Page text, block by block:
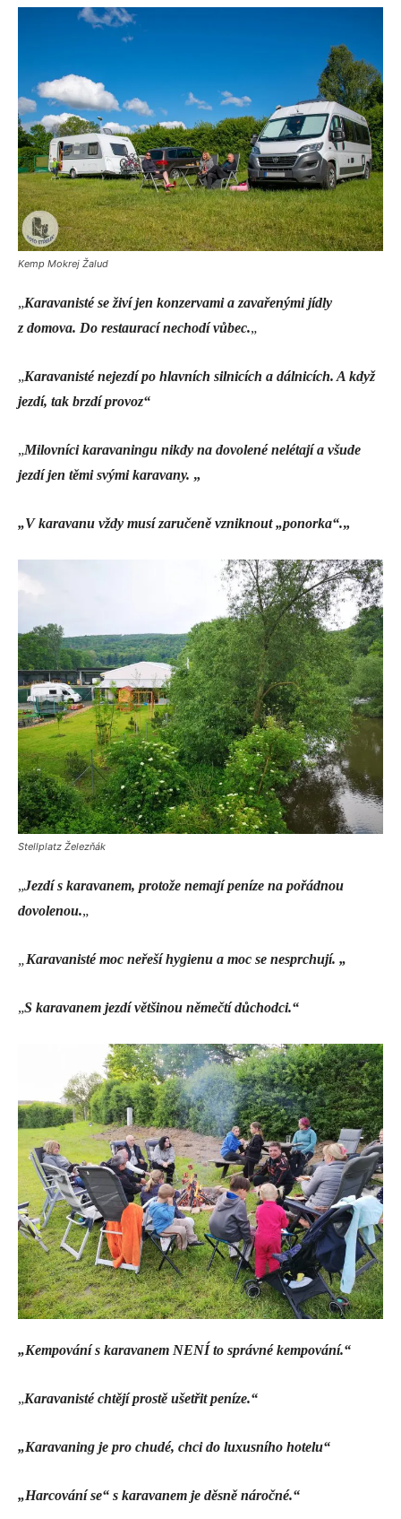
Kemp Mokrej Žalud
„Karavanisté se živí jen konzervami a zavařenými jídly
z domova. Do restaurací nechodí vůbec.„
„Karavanisté nejezdí po hlavních silnicích a dálnicích. A když
jezdí, tak brzdí provoz“
„Milovníci karavaningu nikdy na dovolené nelétají a všude
jezdí jen těmi svými karavany. „
„V karavanu vždy musí zaručeně vzniknout „ponorka“.„
Stellplatz Železňák
„Jezdí s karavanem, protože nemají peníze na pořádnou
dovolenou.„
Karavanisté moc neřeší hygienu a moc se nesprchují. „
„S karavanem jezdí většinou němečtí důchodci.“
„Kempování s karavanem NENÍ to správné kempování.“
„Karavanisté chtějí prostě ušetřit peníze.“
„Karavaning je pro chudé, chci do luxusního hotelu“
„Harcování se“ s karavanem je děsně náročné.“